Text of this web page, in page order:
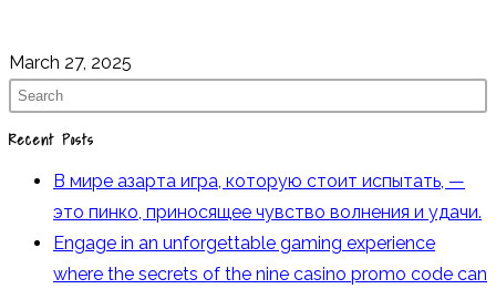
March 27, 2025
Recent Posts
В мире азарта игра, которую стоит испытать, —
это пинко, приносящее чувство волнения и удачи.
Engage in an unforgettable gaming experience
where the secrets of the nine casino promo code can